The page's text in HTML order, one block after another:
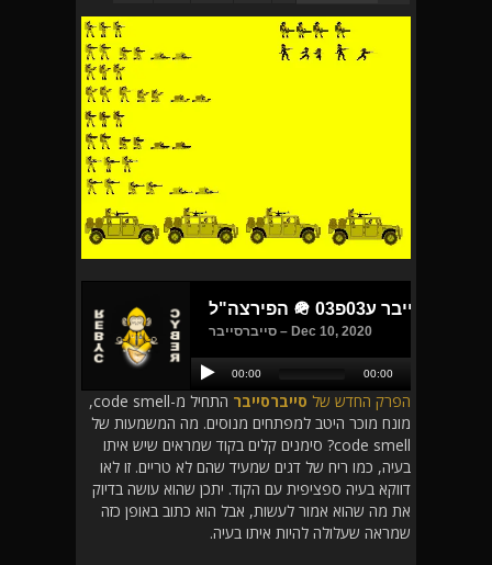
הפרק החדש של סייברסייבר
התחיל מ-code smell,
מונח מוכר היטב למפתחים מנוסים. מה המשמעות של
code smell? סימנים קלים בקוד שמראים שיש איתו
בעיה, כמו ריח של דגים שמעיד שהם לא טריים. זו לאו
דווקא בעיה ספציפית עם הקוד. יתכן שהוא עושה בדיוק
את מה שהוא אמור לעשות, אבל הוא כתוב באופן כזה
שמראה שעלולה להיות איתו בעיה.